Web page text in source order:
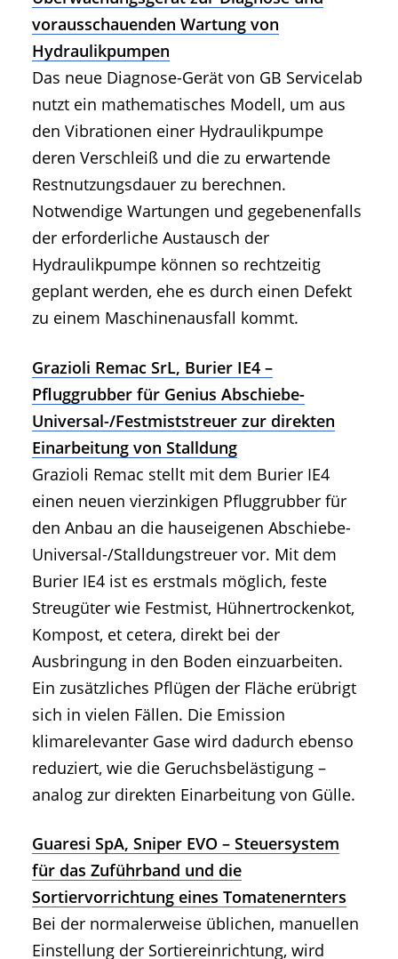
vorausschauenden Wartung von
Hydraulikpumpen
Das neue Diagnose-Gerät von GB Servicelab
nutzt ein mathematisches Modell, um aus
den Vibrationen einer Hydraulikpumpe
deren Verschleiß und die zu erwartende
Restnutzungsdauer zu berechnen.
Notwendige Wartungen und gegebenenfalls
der erforderliche Austausch der
Hydraulikpumpe können so rechtzeitig
geplant werden, ehe es durch einen Defekt
zu einem Maschinenausfall kommt.
Grazioli Remac SrL, Burier IE4 –
Pfluggrubber für Genius Abschiebe-
Universal-/Festmiststreuer zur direkten
Einarbeitung von Stalldung
Grazioli Remac stellt mit dem Burier IE4
einen neuen vierzinkigen Pfluggrubber für
den Anbau an die hauseigenen Abschiebe-
Universal-/Stalldungstreuer vor. Mit dem
Burier IE4 ist es erstmals möglich, feste
Streugüter wie Festmist, Hühnertrockenkot,
Kompost, et cetera, direkt bei der
Ausbringung in den Boden einzuarbeiten.
Ein zusätzliches Pflügen der Fläche erübrigt
sich in vielen Fällen. Die Emission
klimarelevanter Gase wird dadurch ebenso
reduziert, wie die Geruchsbelästigung –
analog zur direkten Einarbeitung von Gülle.
Guaresi SpA, Sniper EVO – Steuersystem
für das Zuführband und die
Sortiervorrichtung eines Tomatenernters
Bei der normalerweise üblichen, manuellen
Einstellung der Sortiereinrichtung, wird